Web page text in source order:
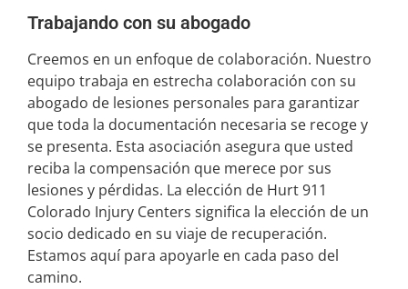
Trabajando con su abogado
Creemos en un enfoque de colaboración. Nuestro
equipo trabaja en estrecha colaboración con su
abogado de lesiones personales para garantizar
que toda la documentación necesaria se recoge y
se presenta. Esta asociación asegura que usted
reciba la compensación que merece por sus
lesiones y pérdidas. La elección de Hurt 911
Colorado Injury Centers significa la elección de un
socio dedicado en su viaje de recuperación.
Estamos aquí para apoyarle en cada paso del
camino.